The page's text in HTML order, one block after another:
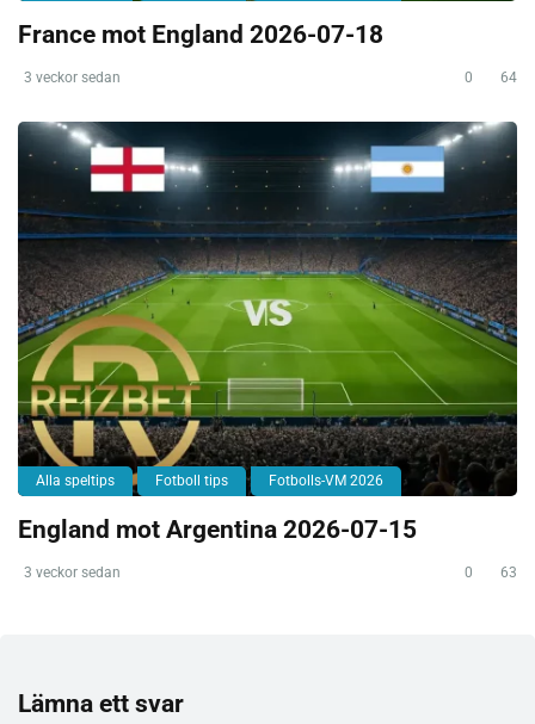
France mot England 2026-07-18
3 veckor sedan 0 64
Alla speltips Fotboll tips Fotbolls-VM 2026
England mot Argentina 2026-07-15
3 veckor sedan 0 63
Lämna ett svar